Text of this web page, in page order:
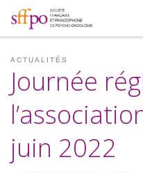
ACTUALITÉS
Journée
juin 2022